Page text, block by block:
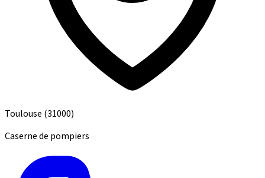
Toulouse (31000)
Caserne de pompiers